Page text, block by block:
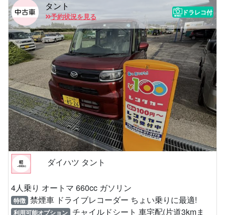
タント
予約状況を見る
ドラレコ付
ダイハツ タント
4人乗り オートマ 660cc ガソリン
特徴 禁煙車 ドライブレコーダー ちょい乗りに最適!
利用可能オプション チャイルドシート 車宅配(片道3kmま